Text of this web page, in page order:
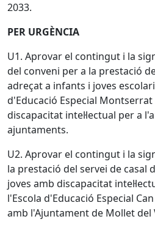
2033.
PER URGÈNCIA
U1. Aprovar el contingut i la
del conveni per a la prestació
adreçat a infants i joves
d'Educació Especial
discapacitat intel·lectual per a
ajuntaments.
U2. Aprovar el contingut i la
la prestació del servei de casal
joves amb discapacitat
l'Escola d'Educació Especial
amb l'Ajuntament de Mollet del